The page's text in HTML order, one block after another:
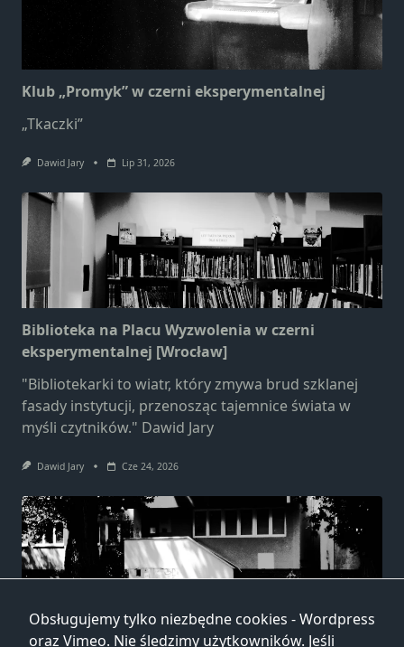
Klub „Promyk” w czerni eksperymentalnej
„Tkaczki”
Dawid Jary Lip 31, 2026
Biblioteka na Placu Wyzwolenia w czerni
eksperymentalnej [Wrocław]
"Bibliotekarki to wiatr, który zmywa brud szklanej
fasady instytucji, przenosząc tajemnice świata w
myśli czytników." Dawid Jary
Dawid Jary Cze 24, 2026
Biblioteka przy ulicy Głogowskiej w czerni
Obsługujemy tylko niezbędne cookies - Wordpress
oraz Vimeo. Nie śledzimy użytkowników. Jeśli